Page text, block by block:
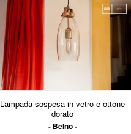
Lampada sospesa in vetro e ottone
dorato
Belno